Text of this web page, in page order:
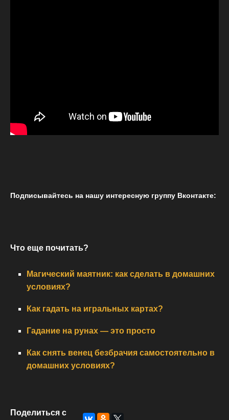
Подписывайтесь на нашу интересную группу Вконтакте:
Что еще почитать?
Магический маятник: как сделать в домашних
условиях?
Как гадать на игральных картах?
Гадание на рунах — это просто
Как снять венец безбрачия самостоятельно в
домашних условиях?
Поделиться с